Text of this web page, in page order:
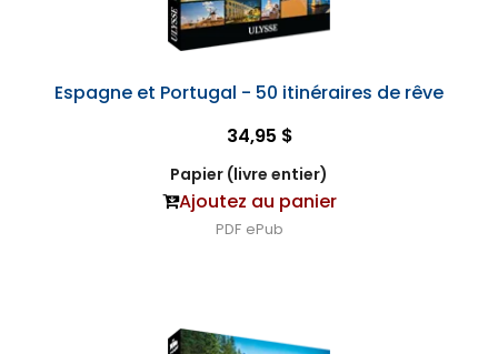
Espagne et Portugal - 50 itinéraires de rêve
34,95 $
Papier (livre entier)
Ajoutez au panier
PDF ePub